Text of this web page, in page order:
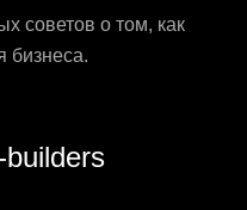
советов о том, как
бизнеса.